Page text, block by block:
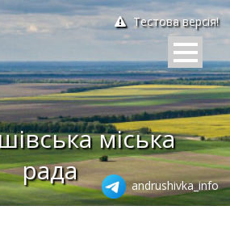
Тестова версія!
міська
рада
andrushivka_info